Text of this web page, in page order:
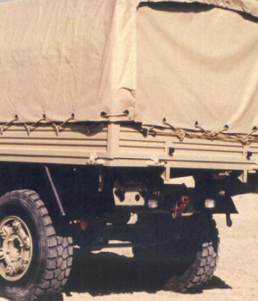
416 Cabrio